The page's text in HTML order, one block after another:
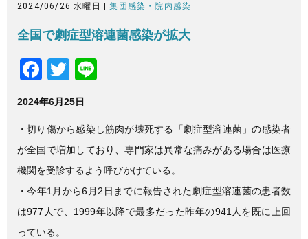
2024/06/26 水曜日 |集団感染・院内感染
全国で劇症型溶連菌感染が拡大
F
a
c
e
b
o
o
k
T
wi
tt
er
2024年6月25日
・切り傷から感染し筋肉が壊死する「劇症型溶連菌」の感染者
が全国で増加しており、専門家は異常な痛みがある場合は医療
機関を受診するよう呼びかけている。
・今年1月から6月2日までに報告された劇症型溶連菌の患者数
は977人で、1999年以降で最多だった昨年の941人を既に上回
っている。